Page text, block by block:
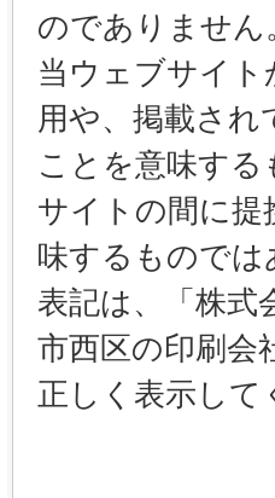
のでありません
当ウェブサイ
用や、掲載され
ことを意味す
サイトの間に
味するもので
表記は、「株式
市西区の印刷会
正しく表示して